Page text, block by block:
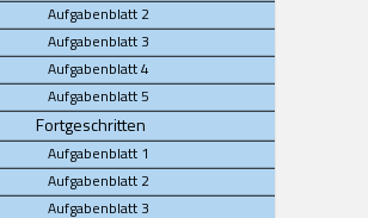
Aufgabenblatt 2
Aufgabenblatt 3
Aufgabenblatt 4
Aufgabenblatt 5
Fortgeschritten
Aufgabenblatt 1
Aufgabenblatt 2
Aufgabenblatt 3